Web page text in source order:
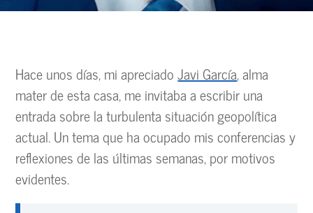
Hace unos días, mi apreciadoJavi García, alma
mater de esta casa, me invitaba a escribir una
entrada sobre la turbulenta situación geopolítica
actual. Un tema que ha ocupado mis conferencias y
reflexiones de las últimas semanas, por motivos
evidentes.